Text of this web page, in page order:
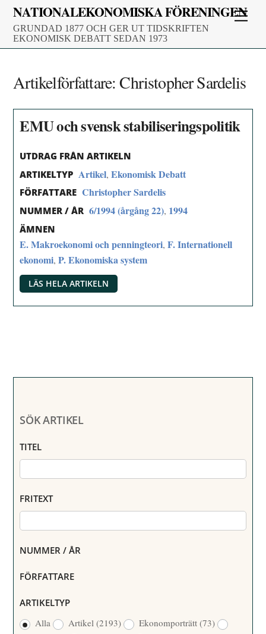
Skip
content
NATIONALEKONOMISKA FÖRENINGEN
GRUNDAD 1877 OCH GER UT TIDSKRIFTEN
EKONOMISK DEBATT SEDAN 1973
Artikelförfattare:Christopher Sardelis
EMU och svensk stabiliseringspolitik
UTDRAG FRÅN ARTIKELN
ARTIKELTYP Artikel,Ekonomisk Debatt
FÖRFATTARE Christopher Sardelis
NUMMER / ÅR 6/1994 (årgång 22), 1994
ÄMNEN
E. Makroekonomi och penningteori,F. Internationell
ekonomi,P. Ekonomiska system
LÄS HELA ARTIKELN
SÖK ARTIKEL
TITEL
FRITEXT
NUMMER / ÅR
FÖRFATTARE
ARTIKELTYP
Alla
Artikel(2193) Ekonomporträtt(73)